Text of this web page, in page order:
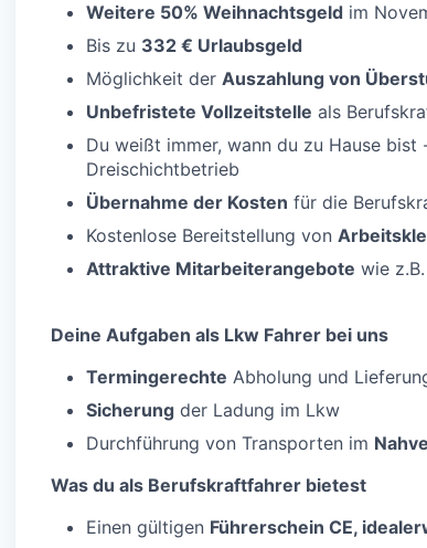
Weitere 50% Weihnachtsgeld im
Bis zu 332 € Urlaubsgeld
Möglichkeit der Auszahlung von
Unbefristete Vollzeitstelle als
Du weißt immer, wann du zu Hause bist
Dreischichtbetrieb
Übernahme der Kosten für die
Kostenlose Bereitstellung von
Attraktive Mitarbeiterangebote wie
Deine Aufgaben als Lkw Fahrer bei uns
Termingerechte Abholung und
Sicherung der Ladung im Lkw
Durchführung von Transporten im
Was du als Berufskraftfahrer bietest
Einen gültigen Führerschein CE,